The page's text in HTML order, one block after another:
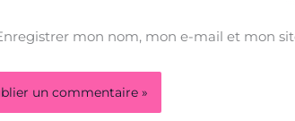
mon nom, mon e-mail et mon